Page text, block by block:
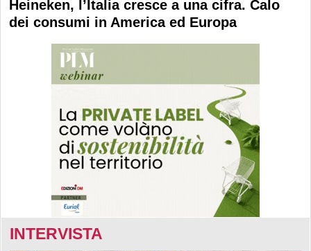
Heineken, l’Italia cresce a una cifra. Calo
dei consumi in America ed Europa
INTERVISTA